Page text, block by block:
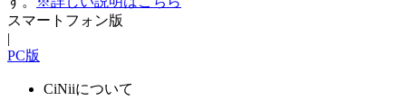
スマートフォン版
|
PC版
CiNiiについて